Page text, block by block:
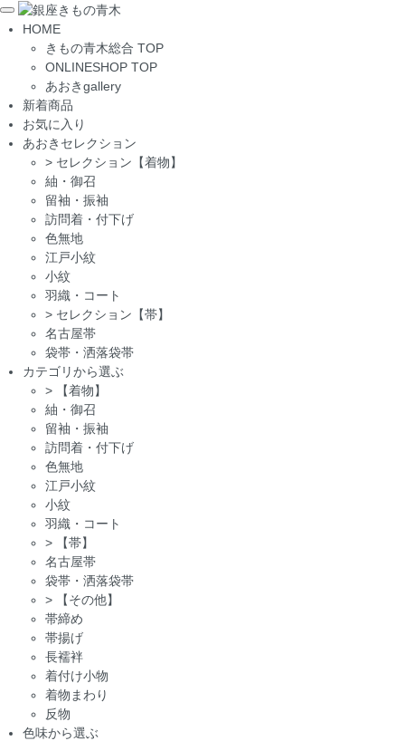
Toggle
navigation
HOME
きもの青木総合 TOP
ONLINESHOP TOP
あおきgallery
新着商品
お気に入り
あおきセレクション
> セレクション【着物】
紬・御召
留袖・振袖
訪問着・付下げ
色無地
江戸小紋
小紋
羽織・コート
> セレクション【帯】
名古屋帯
袋帯・洒落袋帯
カテゴリから選ぶ
>
【着物】
紬・御召
留袖・振袖
訪問着・付下げ
色無地
江戸小紋
小紋
羽織・コート
>
【帯】
名古屋帯
袋帯・洒落袋帯
>
【その他】
帯締め
帯揚げ
長襦袢
着付け小物
着物まわり
反物
色味から選ぶ